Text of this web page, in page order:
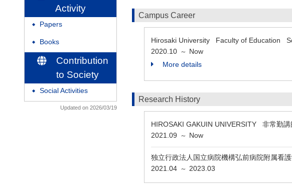
Activity
◆ Papers
◆ Books
Contribution
to Society
◆ Social Activities
Updated on 2026/03/19
Campus Career
Hirosaki University Faculty of Education
2020.10 ～ Now
More details
Research History
HIROSAKI GAKUIN UNIVERSITY 非常勤講
2021.09 ～ Now
独立行政法人国立病院機構弘前病院附属看
2021.04 ～ 2023.03